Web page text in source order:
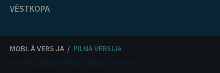
VĒSTKOPA
MOBILĀ VERSIJA / PILNĀ VERSIJA
© Oficiālais izdevējs Latvijas Vēstnesis